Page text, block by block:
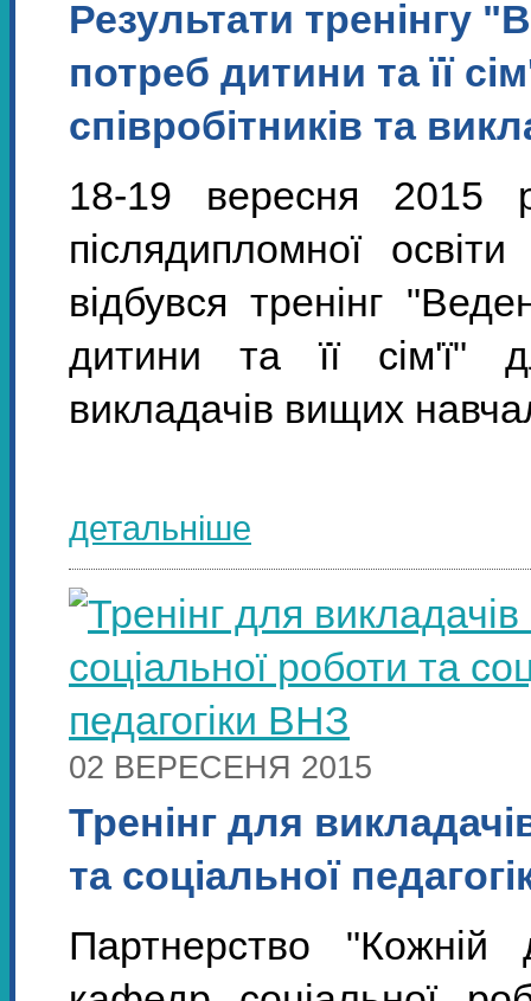
Результати тренінгу
потреб дитини та її
співробітників та
18-19 вересня 2015
післядипломної
відбувся тренінг
дитини та її сім'ї"
викладачів вищих
детальніше
02 ВЕРЕСЕНЯ 2015
Тренінг для
та соціальної
Партнерство "Кожній